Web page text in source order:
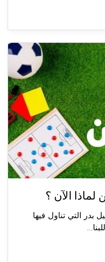
لماذا الآن ؟
بدر التي تناول فيها